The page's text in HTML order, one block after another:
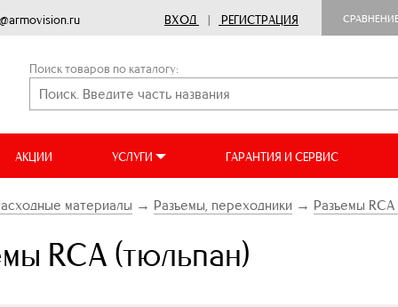
ВХОД | РЕГИСТРАЦИЯ
Поиск товаров по каталогу:
АКЦИИ УСЛУГИ ГАРАНТИЯ И СЕРВИС
материалы → Разъемы, переходники → Разъемы
RCA (тюльпан)